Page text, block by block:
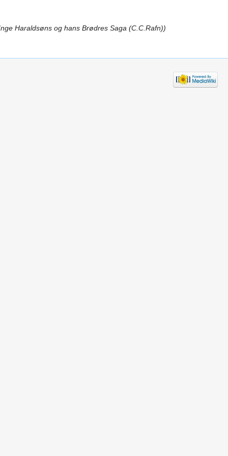
Haraldsøns og hans Brødres Saga (C.C.Rafn)